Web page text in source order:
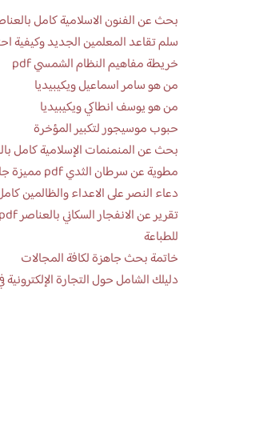
بحث عن الفنون الاسلامية كامل
سلم تقاعد المعلمين الجديد وكيفية
خريطة مفاهيم النظام الشمسي pdf
من هو سامر اسماعيل ويكيبيديا
من هو يوسف انطاكي ويكيبيديا
حبوب موسيجور لتكبير المؤخرة
بحث عن المنمنمات الإسلامية كامل
مطوية عن سرطان الثدي pdf مميزة جاهزة للطباعة
دعاء النصر على الاعداء والظالمين
للطباعة
خاتمة بحث جاهزة لكافة المجالات
دليلك الشامل حول التجارة الإلكترونية